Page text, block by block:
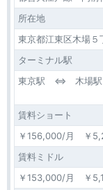
所在地
東京都江東区木場５
ターミナル駅
東京駅 ⇔ 木場
賃料ショート
￥156,000/月 ￥
賃料ミドル
￥153,000/月 ￥